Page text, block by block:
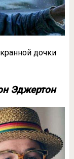
дочки
Эджертон